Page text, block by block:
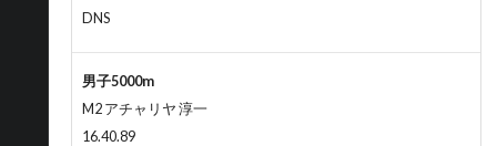
DNS
男子5000m
M2 アチャリヤ 淳一
16.40.89